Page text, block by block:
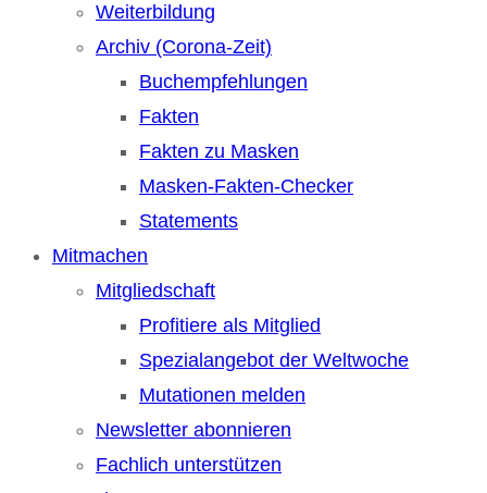
Weiterbildung
Archiv (Corona-Zeit)
Buchempfehlungen
Fakten
Fakten zu Masken
Masken-Fakten-Checker
Statements
Mitmachen
Mitgliedschaft
Profitiere als Mitglied
Spezialangebot der Weltwoche
Mutationen melden
Newsletter abonnieren
Fachlich unterstützen